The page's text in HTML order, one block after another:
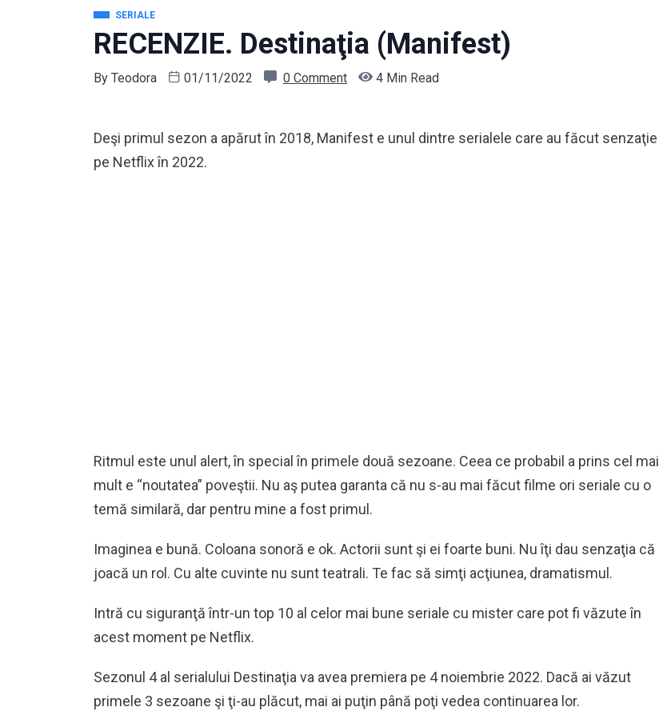
SERIALE
RECENZIE. Destinaţia (Manifest)
By Teodora 01/11/2022 0 Comment 4 Min Read
Deşi primul sezon a apărut în 2018, Manifest e unul dintre serialele care au făcut senzaţie
pe Netflix în 2022.
Ritmul este unul alert, în special în primele două sezoane. Ceea ce probabil a prins cel mai
mult e “noutatea” poveştii. Nu aş putea garanta că nu s-au mai făcut filme ori seriale cu o
temă similară, dar pentru mine a fost primul.
Imaginea e bună. Coloana sonoră e ok. Actorii sunt şi ei foarte buni. Nu îţi dau senzaţia că
joacă un rol. Cu alte cuvinte nu sunt teatrali. Te fac să simţi acţiunea, dramatismul.
Intră cu siguranţă într-un top 10 al celor mai bune seriale cu mister care pot fi văzute în
acest moment pe Netflix.
Sezonul 4 al serialului Destinaţia va avea premiera pe 4 noiembrie 2022. Dacă ai văzut
primele 3 sezoane şi ţi-au plăcut, mai ai puţin până poţi vedea continuarea lor.